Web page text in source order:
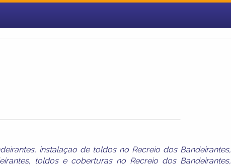
, instalaçao de toldos no Recreio dos Bandeirantes,
, toldos e coberturas no Recreio dos Bandeirantes,